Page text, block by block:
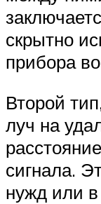
скрытно
прибора
Второй
луч на
сигнала.
нужд или в